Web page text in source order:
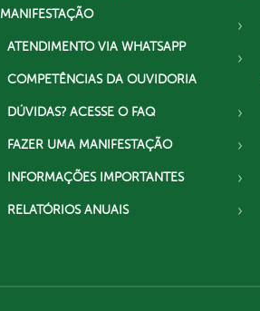
MANIFESTAÇÃO
ATENDIMENTO VIA WHATSAPP
COMPETÊNCIAS DA OUVIDORIA
DÚVIDAS? ACESSE O FAQ
FAZER UMA MANIFESTAÇÃO
INFORMAÇÕES IMPORTANTES
RELATÓRIOS ANUAIS